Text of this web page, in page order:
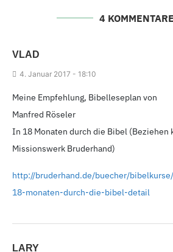
4 KOMMENTARE
VLAD
4. Januar 2017 - 18:10
Meine Empfehlung, Bibelleseplan von
Manfred Röseler
In 18 Monaten durch die Bibel (Beziehen
Missionswerk Bruderhand)
http://bruderhand.de/buecher/
18-monaten-durch-die-bibel-detail
LARY